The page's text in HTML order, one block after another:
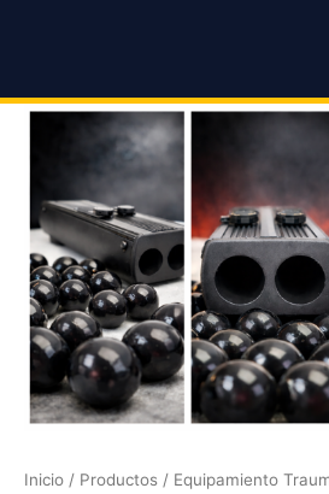
Inicio / Productos / Equipamiento
TS68